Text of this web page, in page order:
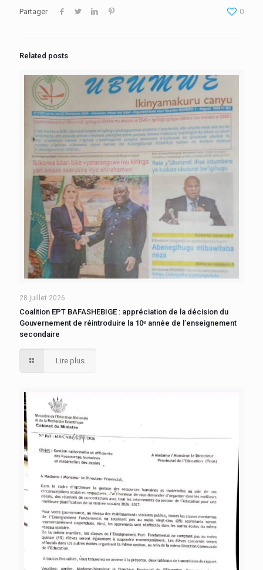
Partager 0
Related posts
28 juillet 2026
Coalition EPT BAFASHEBIGE : appréciation de la décision du
Gouvernement de réintroduire la 10ᵉ année de l’enseignement
secondaire
Lire plus